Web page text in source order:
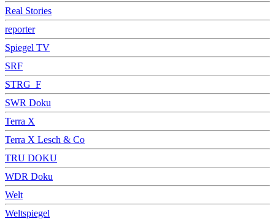
Real Stories
reporter
Spiegel TV
SRF
STRG_F
SWR Doku
Terra X
Terra X Lesch & Co
TRU DOKU
WDR Doku
Welt
Weltspiegel